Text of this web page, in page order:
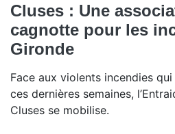
Cluses : Une
cagnotte pour les
Gironde
Face aux violents incendies
ces dernières semaines,
Cluses se mobilise.